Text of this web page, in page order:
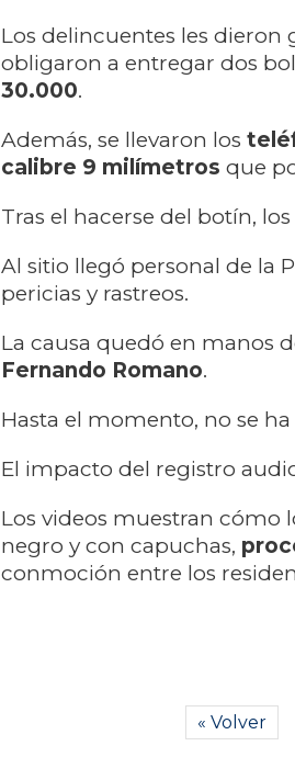
Los delincuentes les dieron
obligaron a entregar dos
30.000.
Además, se llevaron los
calibre 9 milímetros que
Tras el hacerse del botín,
Al sitio llegó personal de la
pericias y rastreos.
La causa quedó en manos
Fernando Romano.
Hasta el momento, no se
El impacto del registro
Los videos muestran cómo
negro y con capuchas,
conmoción entre los
« Volver